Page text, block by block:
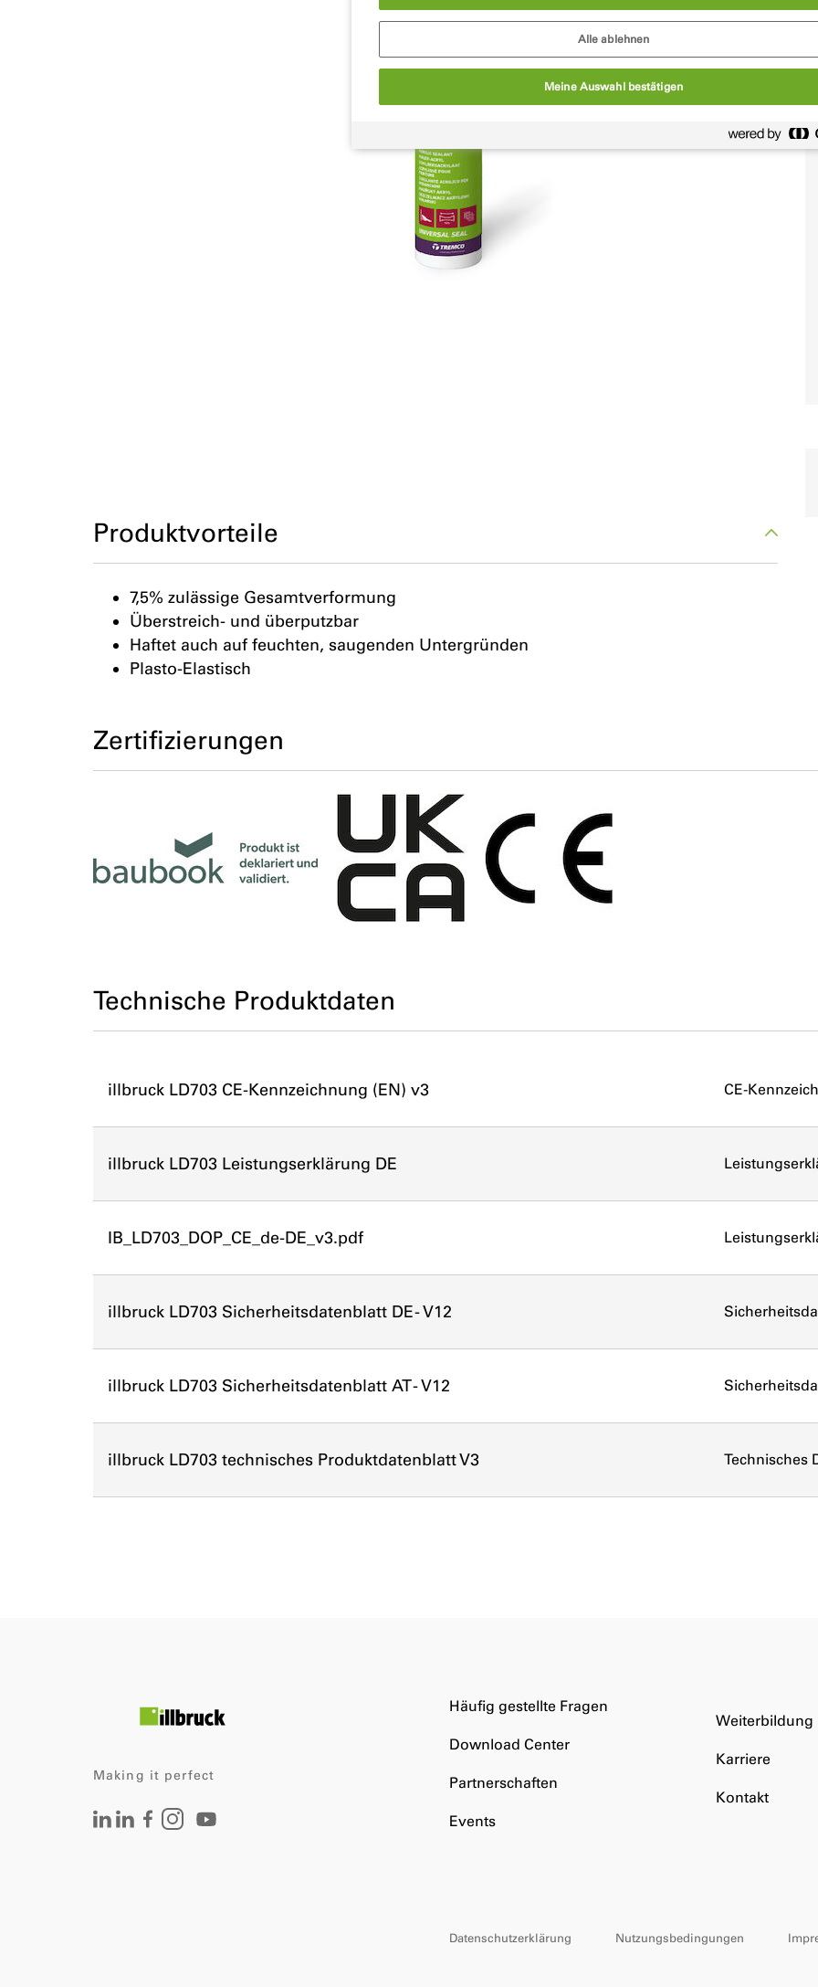
Produktvorteile
7,5% zulässige Gesamtverformung
Überstreich- und überputzbar
Haftet auch auf feuchten, saugenden Untergründen
Plasto-Elastisch
Zertifizierungen
Technische Produktdaten
illbruck LD703 CE-Kennzeichnung (EN) v3 CE-
illbruck LD703 Leistungserklärung DE
IB_LD703_DOP_CE_de-DE_v3.pdf
illbruck LD703 Sicherheitsdatenblatt DE - V12
illbruck LD703 Sicherheitsdatenblatt AT - V12
illbruck LD703 technisches Produktdatenblatt V3 Technisches
Making it perfect
Häufig gestellte Fragen
Download Center
Partnerschaften
Events
Weiterbildung
Karriere
Kontakt
Datenschutzerklärung Nutzungsbedingungen
Alle ablehnen
Meine Auswahl bestätigen